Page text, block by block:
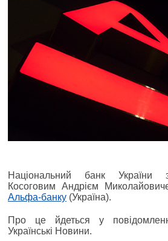
Національний банк України
Косоговим Андрієм
Альфа-банку (Україна).
Про це йдеться у
Українські Новини.